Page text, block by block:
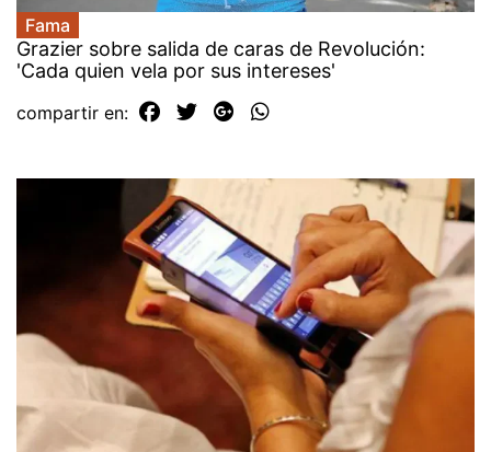
Fama
Grazier sobre salida de caras de Revolución:
'Cada quien vela por sus intereses'
compartir en: